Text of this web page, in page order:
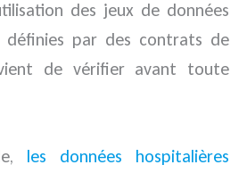
des jeux de données
définies par des contrats de
de vérifier avant toute
les données hospitalières